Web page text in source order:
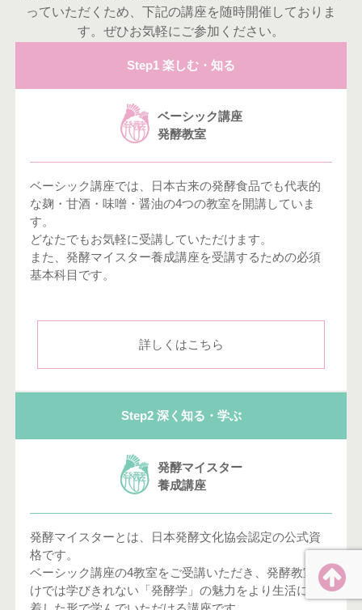
っていただくため、下記の講座を随時開催しておりま
す。ぜひお気軽にご参加ください。
Step1 楽しむ・知る
ベーシック講座
発酵教室
ベーシック講座では、日本古来の発酵食品でも代表的
な麹・甘酒・味噌・醤油の4つの教室を開講していま
す。
どなたでもお気軽に受講していただけます。
また、発酵マイスター養成講座を受講するための必須
基本科目です。
詳しくはこちら
Step2 深く知る・学ぶ
発酵マイスター
養成講座
発酵マイスターとは、日本発酵文化協会認定の公式資
格です。
ベーシック講座の4教室をご受講いただき、発酵教室だ
けでは学びきれない「発酵学」の魅力をより生活に密